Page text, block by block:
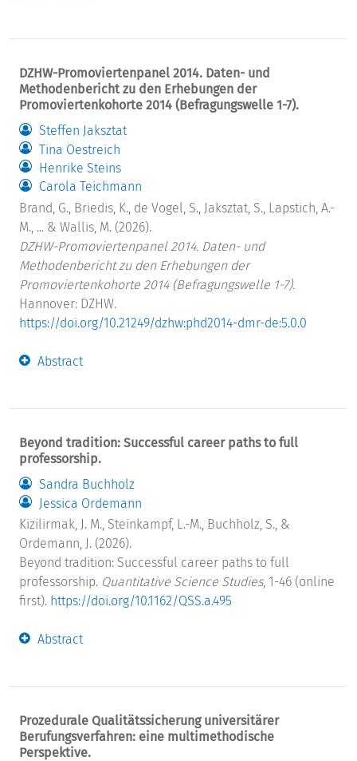
DZHW-Promoviertenpanel 2014. Daten- und
Methodenbericht zu den Erhebungen der
Promoviertenkohorte 2014 (Befragungswelle 1-7).
Steffen Jaksztat
Tina Oestreich
Henrike Steins
Carola Teichmann
Brand, G., Briedis, K., de Vogel, S., Jaksztat, S., Lapstich, A.-
M., ... & Wallis, M. (2026).
DZHW-Promoviertenpanel 2014. Daten- und
Methodenbericht zu den Erhebungen der
Promoviertenkohorte 2014 (Befragungswelle 1-7).
Hannover: DZHW.
https://doi.org/10.21249/dzhw:phd2014-dmr-de:5.0.0
Abstract
Beyond tradition: Successful career paths to full
professorship.
Sandra Buchholz
Jessica Ordemann
Kizilirmak, J. M., Steinkampf, L.-M., Buchholz, S., &
Ordemann, J. (2026).
Beyond tradition: Successful career paths to full
professorship. Quantitative Science Studies, 1-46 (online
first). https://doi.org/10.1162/QSS.a.495
Abstract
Prozedurale Qualitätssicherung universitärer
Berufungsverfahren: eine multimethodische
Perspektive.